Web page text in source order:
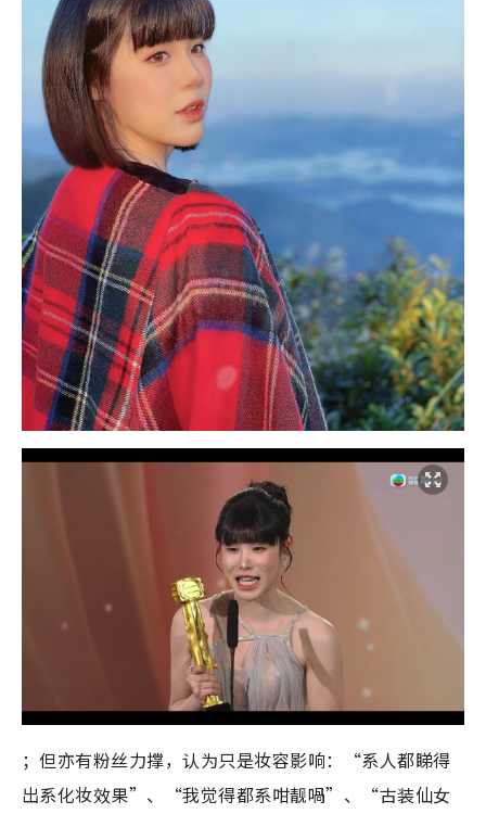
；但亦有粉丝力撑，认为只是妆容影响：“系人都睇得
出系化妆效果”、“我觉得都系咁靓喎”、“古装仙女